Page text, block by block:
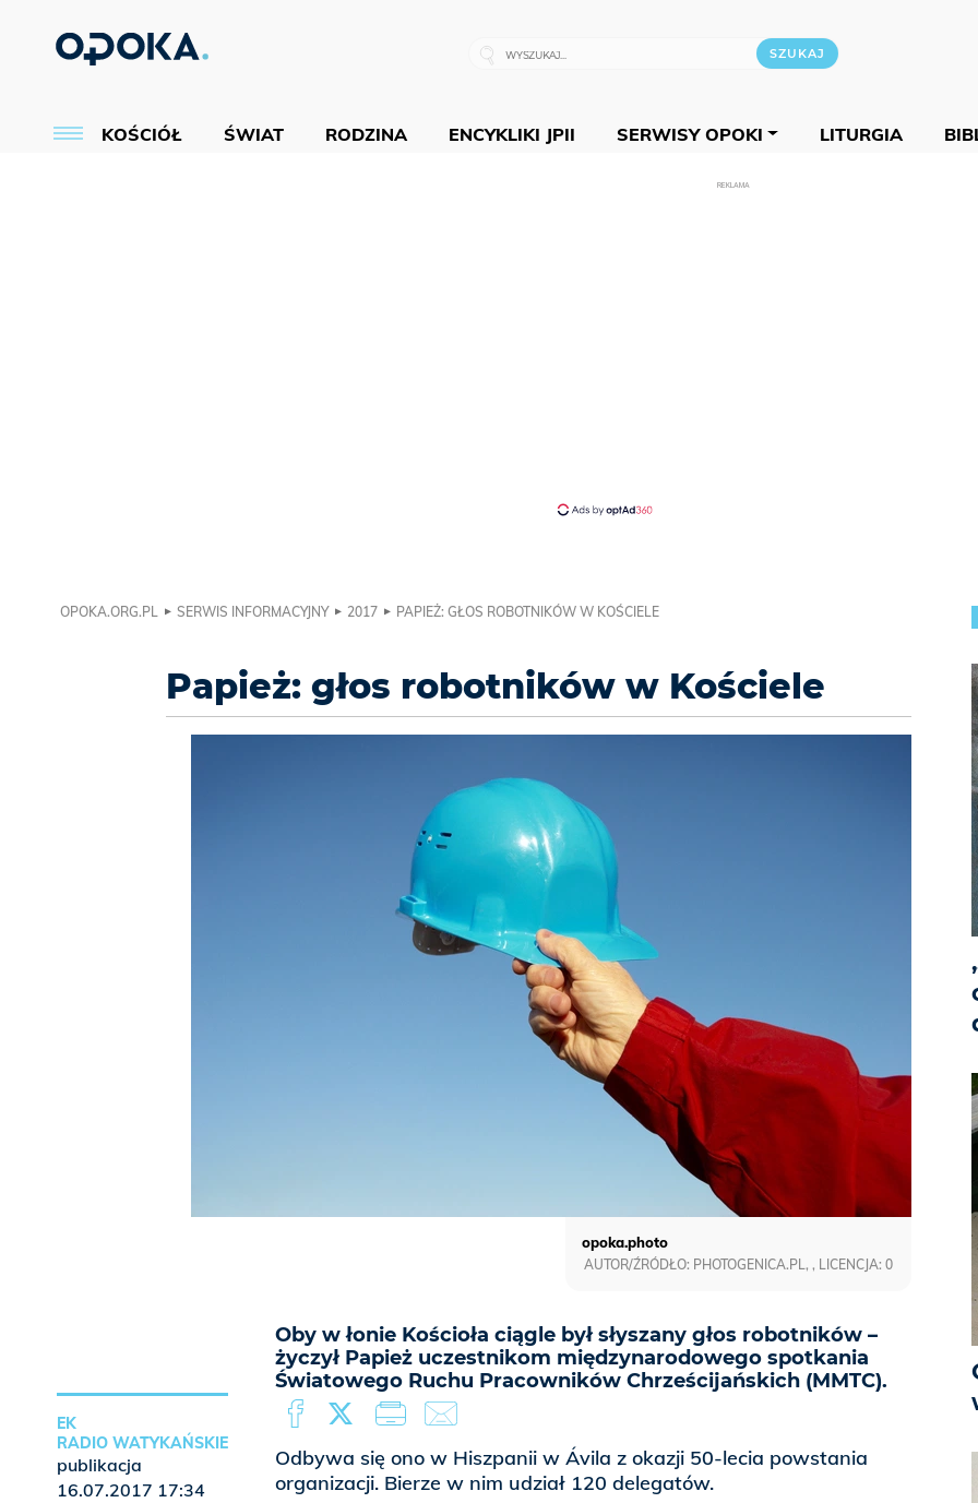
KOŚCIÓŁ ŚWIAT RODZINA ENCYKLIKI JPII SERWISY OPOKI LITURGIA
REKLAMA
OPOKA.ORG.PL SERWIS INFORMACYJNY 2017 PAPIEŻ: GŁOS ROBOTNIKÓW W KOŚCIELE
Papież: głos robotników w Kościele
Oby w łonie Kościoła ciągle był słyszany głos robotników –
życzył Papież uczestnikom międzynarodowego spotkania
Światowego Ruchu Pracowników Chrześcijańskich (MMTC).
opoka.photo
AUTOR/ŹRÓDŁO: PHOTOGENICA.PL, , LICENCJA: 0
Odbywa się ono w Hiszpanii w Ávila z okazji 50-lecia powstania
organizacji. Bierze w nim udział 120 delegatów.
EK
RADIO WATYKAŃSKIE
publikacja
16.07.2017 17:34